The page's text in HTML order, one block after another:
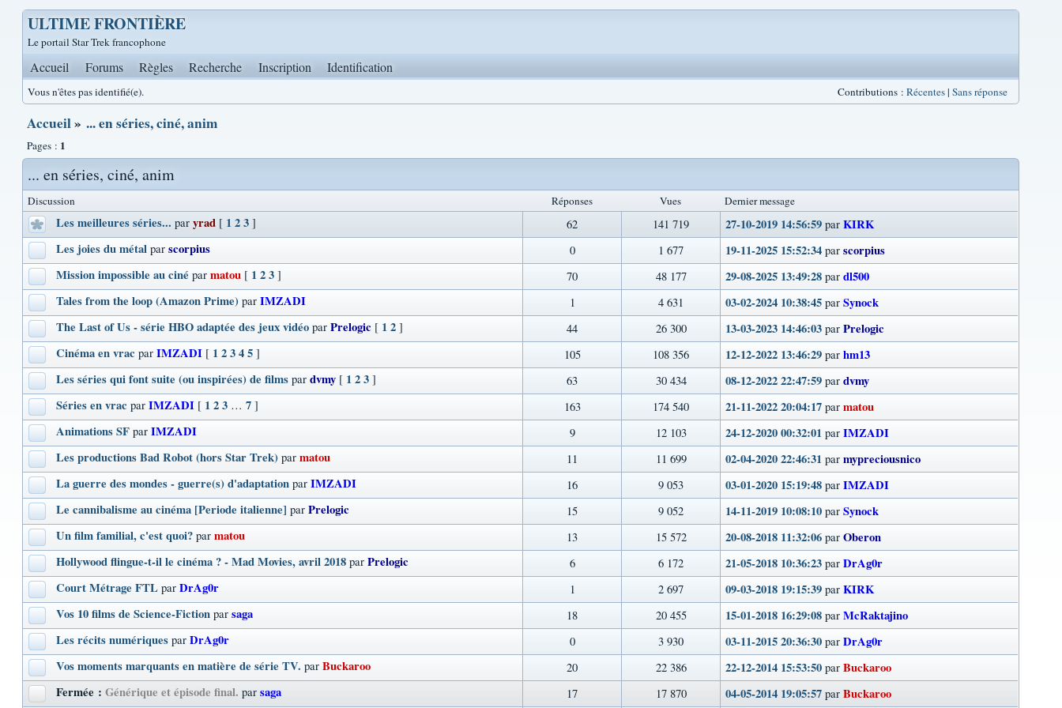
ULTIME FRONTIÈRE
Le portail Star Trek francophone
Accueil Forums Règles Recherche Inscription Identification
Vous n'êtes pas identifié(e). Contributions : Récentes| Sans réponse
Accueil» ... en séries, ciné, anim
Pages : 1
... en séries, ciné, anim
Discussion Réponses Vues Dernier message
Les meilleures séries... par yrad [ 123 ] 62 141 719 27-10-2019 14:56:59 par KIRK
Les joies du métal par scorpius 0 1 677 19-11-2025 15:52:34 par scorpius
Mission impossible au ciné par matou [ 123 ] 70 48 177 29-08-2025 13:49:28 par dl500
Tales from the loop (Amazon Prime) par IMZADI 1 4 631 03-02-2024 10:38:45 par Synock
The Last of Us - série HBO adaptée des jeux vidéo par Prelogic [ 12 ] 44 26 300 13-03-2023 14:46:03 par Prelogic
Cinéma en vrac par IMZADI [ 12345 ] 105 108 356 12-12-2022 13:46:29 par hm13
Les séries qui font suite (ou inspirées) de films par dvmy [ 123 ] 63 30 434 08-12-2022 22:47:59 par dvmy
Séries en vrac par IMZADI [ 123 … 7 ] 163 174 540 21-11-2022 20:04:17 par matou
Animations SF par IMZADI 9 12 103 24-12-2020 00:32:01 par IMZADI
Les productions Bad Robot (hors Star Trek) par matou 11 11 699 02-04-2020 22:46:31 par mypreciousnico
La guerre des mondes - guerre(s) d'adaptation par IMZADI 16 9 053 03-01-2020 15:19:48 par IMZADI
Le cannibalisme au cinéma [Periode italienne] par Prelogic 15 9 052 14-11-2019 10:08:10 par Synock
Un film familial, c'est quoi? par matou 13 15 572 20-08-2018 11:32:06 par Oberon
Hollywood flingue-t-il le cinéma ? - Mad Movies, avril 2018 par Prelogic 6 6 172 21-05-2018 10:36:23 par DrAg0r
Court Métrage FTL par DrAg0r 1 2 697 09-03-2018 19:15:39 par KIRK
Vos 10 films de Science-Fiction par saga 18 20 455 15-01-2018 16:29:08 par McRaktajino
Les récits numériques par DrAg0r 0 3 930 03-11-2015 20:36:30 par DrAg0r
Vos moments marquants en matière de série TV. par Buckaroo 20 22 386 22-12-2014 15:53:50 par Buckaroo
Fermée : Générique et épisode final. par saga 17 17 870 04-05-2014 19:05:57 par Buckaroo